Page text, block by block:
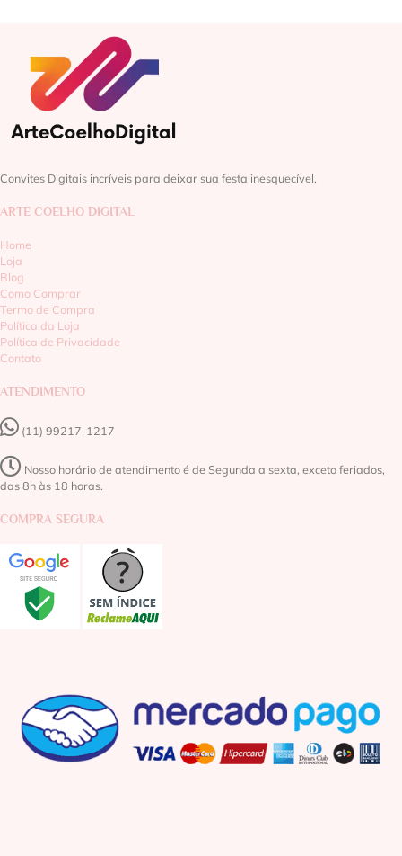
Convites Digitais incríveis para deixar sua festa inesquecível.
ARTE COELHO DIGITAL
Home
Loja
Blog
Como Comprar
Termo de Compra
Política da Loja
Política de Privacidade
Contato
ATENDIMENTO
(11) 99217-1217‬
Nosso horário de atendimento é de Segunda a sexta, exceto feriados,
das 8h às 18 horas.
COMPRA SEGURA